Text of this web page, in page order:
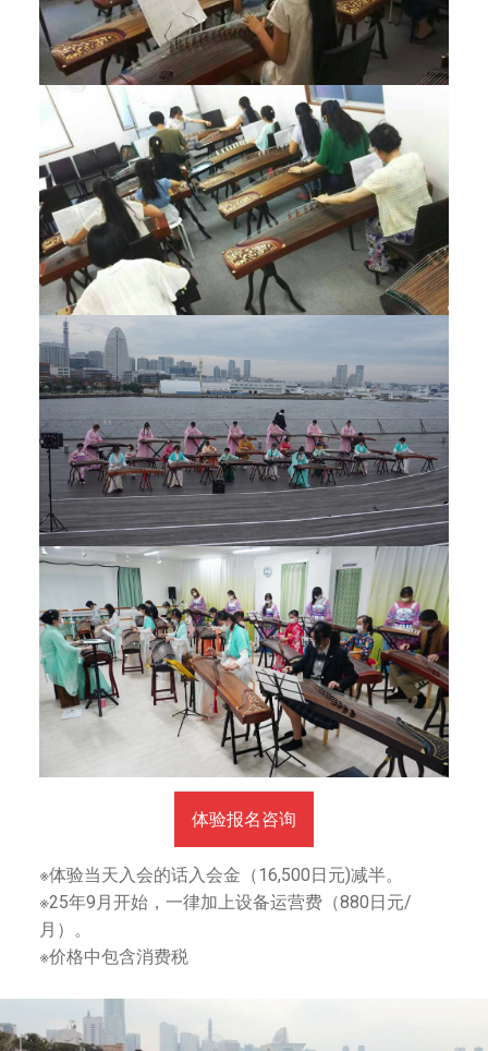
体验报名咨询
※体验当天入会的话入会金（16,500日元)减半。
※25年9月开始，一律加上设备运营费（880日元/
月）。
※价格中包含消费税